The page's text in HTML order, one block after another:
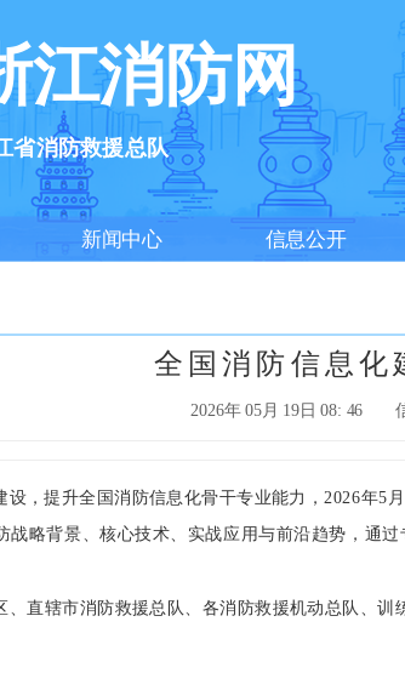
江消防网
省消防救援总队
新闻中心 信息公开
全国消防信息化
2026年 05月 19日 08: 46
提升全国消防信息化骨干专业能力，2026年5
背景、核心技术、实战应用与前沿趋势，通过
辖市消防救援总队、各消防救援机动总队、训